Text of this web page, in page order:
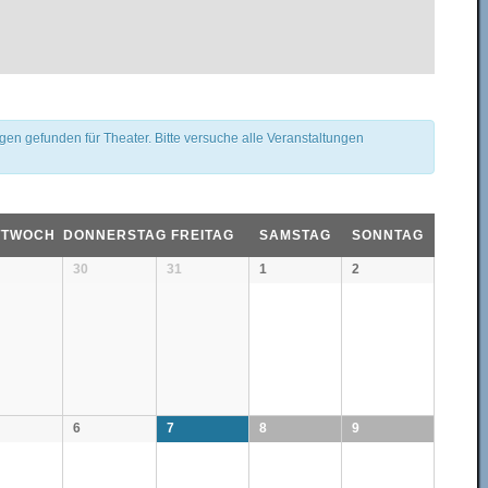
gefunden für Theater. Bitte versuche alle Veranstaltungen
DONNERSTAG FREITAG SAMSTAG SONNTAG
30 31 1 2
6 7 8 9